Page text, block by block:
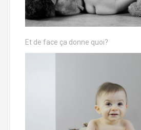
Et de face ça donne quoi?